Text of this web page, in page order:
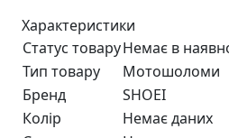
Характеристики
Статус товаруНемає в
Тип товару
Мотошоломи
Бренд
SHOEI
Колір
Немає даних